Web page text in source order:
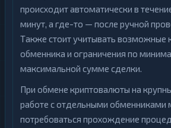
происходит автоматически в
минут, а где-то — после ручной
Также стоит учитывать возможные
обменника и ограничения по
максимальной сумме сделки.
При обмене криптовалюты на
работе с отдельными обменниками
потребоваться прохождение